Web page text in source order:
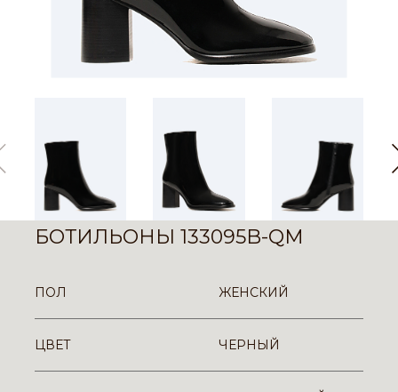
БОТИЛЬОНЫ 133095B-QM
ПОЛ ЖЕНСКИЙ
ЦВЕТ ЧЕРНЫЙ